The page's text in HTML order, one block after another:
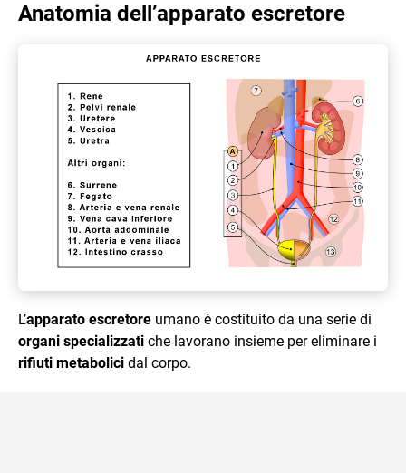
Anatomia dell’apparato escretore
L’apparato escretore umano è costituito da una serie di
organi specializzati che lavorano insieme per eliminare i
rifiuti metabolici dal corpo.